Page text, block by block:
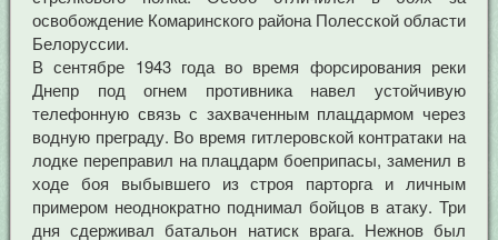
освобождение Комаринского района Полесской области
Белоруссии.
В сентябре 1943 года во время форсирования реки
Днепр под огнем противника навел устойчивую
телефонную связь с захваченным плацдармом через
водную преграду. Во время гитлеровской контратаки на
лодке переправил на плацдарм боеприпасы, заменил в
ходе боя выбывшего из строя парторга и личным
примером неоднократно поднимал бойцов в атаку. Три
дня сдерживал батальон натиск врага. Нежнов был